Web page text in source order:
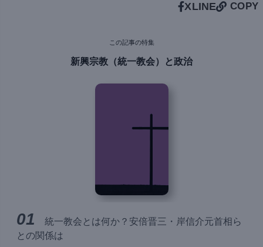
XLINE COPY
この記事の特集
新興宗教（統一教会）と政治
01
統一教会とは何か？安倍晋三・岸信介元首相ら
との関係は